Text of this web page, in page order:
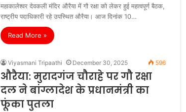
महाकालेश्वर देवकली मंदिर औरैया में गौ रक्षा को लेकर हुई महत्वपूर्ण बैठक,
राष्ट्रीय पदाधिकारी रहे उपस्थित औरैया। आज दिनांक 10…
Read More »
Viyasmani Tripaathi December 30, 2025 596
औरैया: मुरादगंज चौराहे पर गौ रक्षा
दल ने बांग्लादेश के प्रधानमंत्री का
फूंका पुतला